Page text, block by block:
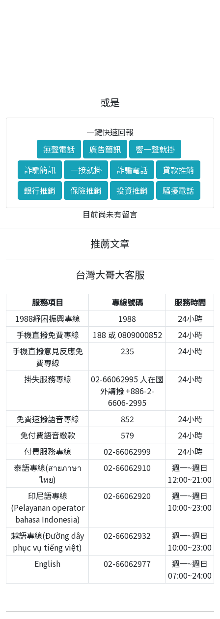
或是
一鍵快速回報
無聲電話
廣告簡訊
響一聲就掛
詐騙簡訊
一接就掛 詐騙電話
貸款推銷
銀行推銷
保險推銷 投資推銷
騷擾電話
目前尚未有留言
推薦文章
台灣大哥大客服
服務項目 專線號碼
服務時間
1988紓困振興專線
1988
24小時
手機直撥免費專線
188 或 0809000852
24小時
手機直撥意見反應免
費專線
235 24小時
掛失服務專線
02-66062995 人在國
外請撥 +886-2-
6606-2995
24小時
免費速撥語音專線 852
24小時
免付費語音繳款
579
24小時
付費服務專線
02-66062999
24小時
泰語專線(สายภาษา
ไทย)
02-66062910
週一~週日
12:00~21:00
印尼語專線
(Pelayanan operator
bahasa Indonesia)
02-66062920
週一~週日
10:00~23:00
越語專線(Đường dây
phục vụ tiếng việt)
02-66062932
週一~週日
10:00~23:00
English
02-66062977
週一~週日
07:00~24:00